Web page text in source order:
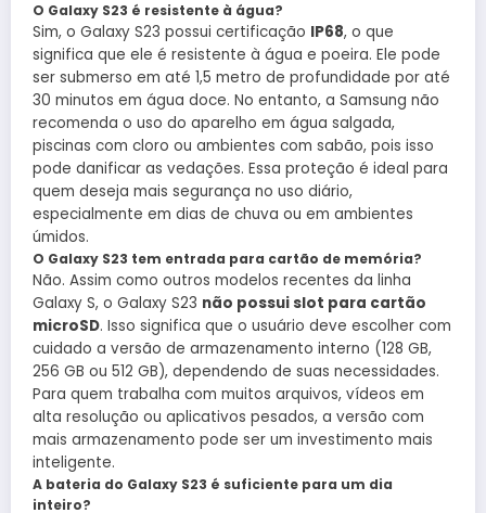
O Galaxy S23 é resistente à água?
Sim, o Galaxy S23 possui certificação IP68, o que
significa que ele é resistente à água e poeira. Ele pode
ser submerso em até 1,5 metro de profundidade por até
30 minutos em água doce. No entanto, a Samsung não
recomenda o uso do aparelho em água salgada,
piscinas com cloro ou ambientes com sabão, pois isso
pode danificar as vedações. Essa proteção é ideal para
quem deseja mais segurança no uso diário,
especialmente em dias de chuva ou em ambientes
úmidos.
O Galaxy S23 tem entrada para cartão de memória?
Não. Assim como outros modelos recentes da linha
Galaxy S, o Galaxy S23 não possui slot para cartão
microSD. Isso significa que o usuário deve escolher com
cuidado a versão de armazenamento interno (128 GB,
256 GB ou 512 GB), dependendo de suas necessidades.
Para quem trabalha com muitos arquivos, vídeos em
alta resolução ou aplicativos pesados, a versão com
mais armazenamento pode ser um investimento mais
inteligente.
A bateria do Galaxy S23 é suficiente para um dia
inteiro?